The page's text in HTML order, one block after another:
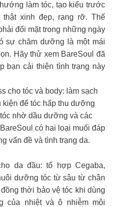
làm tóc, tạo kiểu trước
xinh đẹp, rạng rỡ. Thế
đối mặt trong những ngày
sự chăm dưỡng là một mái
Hãy thử xem BareSoul đã
bạn cải thiện tình trạng này
cho tóc và body: làm sạch
kiện để tóc hấp thu dưỡng
nhờ dầu dưỡng và các
có hai loại muối đáp
vấn đề và tình trạng da.
da đầu: tổ hợp Cegaba,
dưỡng tóc từ sâu từ chân
thời bảo vệ tóc khi dùng
của nhiệt và ô nhiễm môi